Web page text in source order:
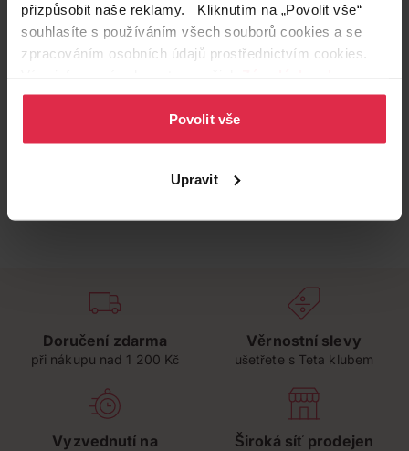
přizpůsobit naše reklamy. Kliknutím na „Povolit vše“
souhlasíte s používáním všech souborů cookies a se
zpracováním osobních údajů prostřednictvím cookies.
osobních údajů.
Povolit vše
Upravit
Doručení zdarma
při nákupu nad 1 200 Kč
Věrnostní slevy
ušetřete s Teta klubem
Vyzvednutí na
Široká síť prodejen